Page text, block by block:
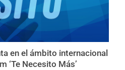
en el ámbito internacional
‘Te Necesito Más’